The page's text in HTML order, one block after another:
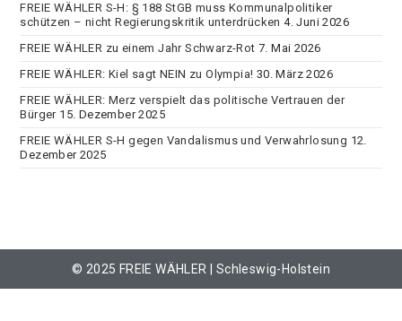
FREIE WÄHLER S-H: § 188 StGB muss Kommunalpolitiker
schützen – nicht Regierungskritik unterdrücken 4. Juni 2026
FREIE WÄHLER zu einem Jahr Schwarz-Rot 7. Mai 2026
FREIE WÄHLER: Kiel sagt NEIN zu Olympia! 30. März 2026
FREIE WÄHLER: Merz verspielt das politische Vertrauen der
Bürger 15. Dezember 2025
FREIE WÄHLER S-H gegen Vandalismus und Verwahrlosung 12.
Dezember 2025
© 2025 FREIE WÄHLER | Schleswig-Holstein